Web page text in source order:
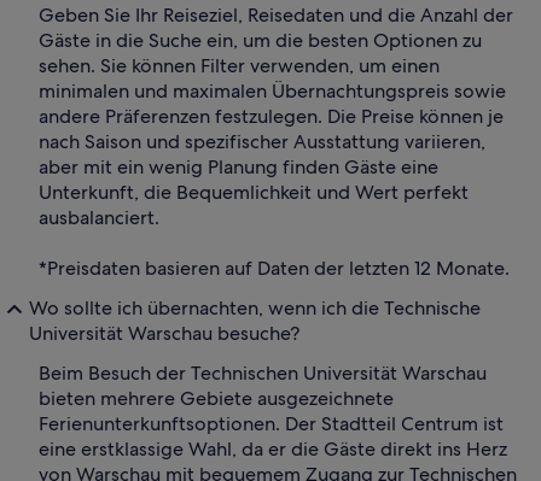
Geben Sie Ihr Reiseziel, Reisedaten und die Anzahl der
Gäste in die Suche ein, um die besten Optionen zu
sehen. Sie können Filter verwenden, um einen
minimalen und maximalen Übernachtungspreis sowie
andere Präferenzen festzulegen. Die Preise können je
nach Saison und spezifischer Ausstattung variieren,
aber mit ein wenig Planung finden Gäste eine
Unterkunft, die Bequemlichkeit und Wert perfekt
ausbalanciert.
*Preisdaten basieren auf Daten der letzten 12 Monate.
Wo sollte ich übernachten, wenn ich die Technische
Universität Warschau besuche?
Beim Besuch der Technischen Universität Warschau
bieten mehrere Gebiete ausgezeichnete
Ferienunterkunftsoptionen. Der Stadtteil Centrum ist
eine erstklassige Wahl, da er die Gäste direkt ins Herz
von Warschau mit bequemem Zugang zur Technischen